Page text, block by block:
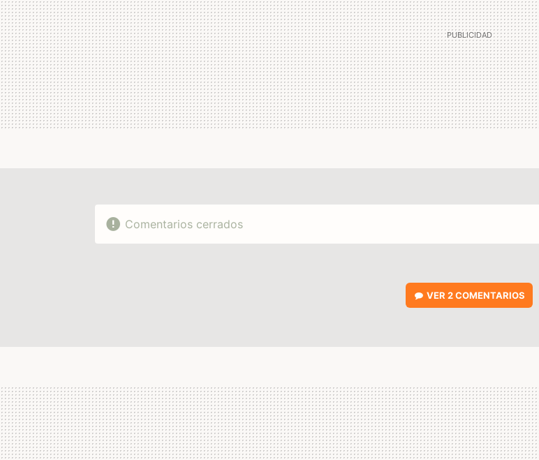
Comentarios cerrados
VER2 COMENTARIOS